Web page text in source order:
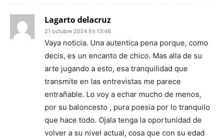
Lagarto delacruz
21 octubre 2024 En 13:46
Vaya noticia. Una autentica pena porque, como
decis, es un encanto de chico. Mas alla de su
arte jugando a esto, esa tranquilidad que
transmite en las entrevistas me parece
entrañable. Lo voy a echar mucho de menos,
por su baloncesto , pura poesia por lo tranquilo
que hace todo. Ojala tenga la oportunidad de
volver a su nivel actual, cosa que con su edad